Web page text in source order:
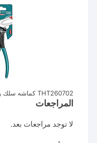
THT260702 كماشه سلك رباط ٧ بوصه توتال
المراجعات
لا توجد مراجعات بعد.